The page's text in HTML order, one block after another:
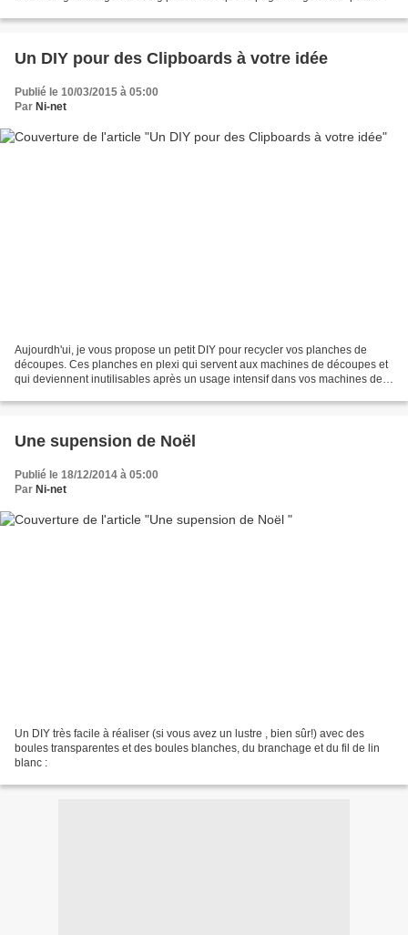
Un DIY pour des Clipboards à votre idée
Publié le 10/03/2015 à 05:00
Par Ni-net
Aujourdh'ui, je vous propose un petit DIY pour recycler vos planches de
découpes. Ces planches en plexi qui servent aux machines de découpes et
qui deviennent inutilisables après un usage intensif dans vos machines de
Une supension de Noël
Publié le 18/12/2014 à 05:00
Par Ni-net
Un DIY très facile à réaliser (si vous avez un lustre , bien sûr!) avec des
boules transparentes et des boules blanches, du branchage et du fil de lin
blanc :